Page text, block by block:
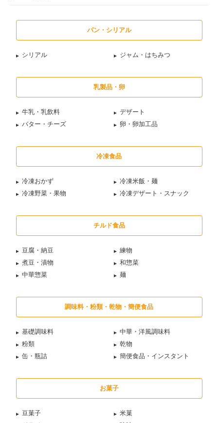
パン・シリアル
シリアル ジャム・はちみつ
乳製品・卵
牛乳・乳飲料
デザート
バター・チーズ
卵・卵加工品
冷凍食品
冷凍おかず
冷凍米飯・麺
冷凍野菜・果物
冷凍デザート・スナック
チルド食品
豆腐・納豆
練物
煮豆・漬物
和惣菜
中華惣菜
麺
調味料・粉類・乾物・簡便食品
基礎調味料
中華・洋風調味料
粉類
乾物
缶・瓶詰
簡便食品・インスタント
お菓子
豆菓子
米菓